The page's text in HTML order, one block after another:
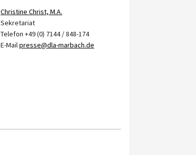
Christine Christ, M.A.
Sekretariat
Telefon +49 (0) 7144 / 848-174
E-Mailpresse@dla-marbach.de